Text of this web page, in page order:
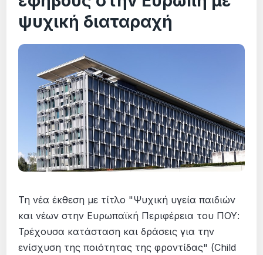
ψυχική διαταραχή
Τη νέα έκθεση με τίτλο "Ψυχική υγεία παιδιών
και νέων στην Ευρωπαϊκή Περιφέρεια του ΠΟΥ:
Τρέχουσα κατάσταση και δράσεις για την
ενίσχυση της ποιότητας της φροντίδας" (Child